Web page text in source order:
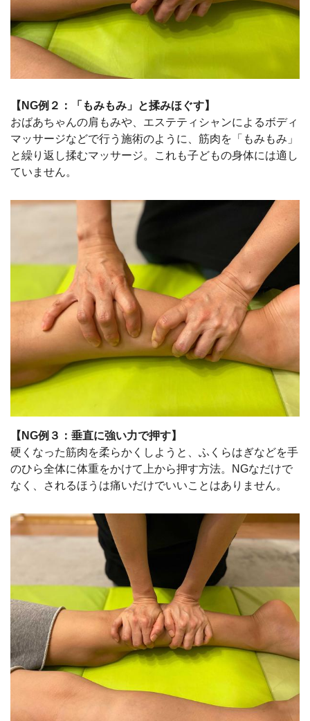
【NG例２：「もみもみ」と揉みほぐす】
おばあちゃんの肩もみや、エステティシャンによるボディ
マッサージなどで行う施術のように、筋肉を「もみもみ」
と繰り返し揉むマッサージ。これも子どもの身体には適し
ていません。
【NG例３：垂直に強い力で押す】
硬くなった筋肉を柔らかくしようと、ふくらはぎなどを手
のひら全体に体重をかけて上から押す方法。NGなだけで
なく、されるほうは痛いだけでいいことはありません。